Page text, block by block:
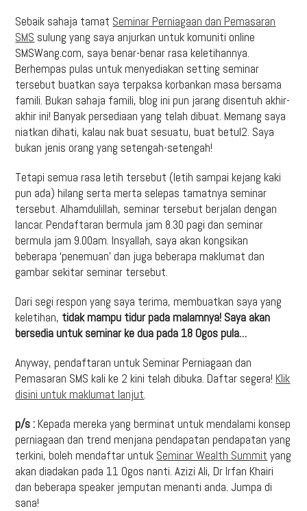
Sebaik sahaja tamat Seminar Perniagaan dan Pemasaran
SMS sulung yang saya anjurkan untuk komuniti online
SMSWang.com, saya benar-benar rasa keletihannya.
Berhempas pulas untuk menyediakan setting seminar
tersebut buatkan saya terpaksa korbankan masa bersama
famili. Bukan sahaja famili, blog ini pun jarang disentuh akhir-
akhir ini! Banyak persediaan yang telah dibuat. Memang saya
niatkan dihati, kalau nak buat sesuatu, buat betul2. Saya
bukan jenis orang yang setengah-setengah!
Tetapi semua rasa letih tersebut (letih sampai kejang kaki
pun ada) hilang serta merta selepas tamatnya seminar
tersebut. Alhamdulillah, seminar tersebut berjalan dengan
lancar. Pendaftaran bermula jam 8.30 pagi dan seminar
bermula jam 9.00am. Insyallah, saya akan kongsikan
beberapa ‘penemuan’ dan juga beberapa maklumat dan
gambar sekitar seminar tersebut.
Dari segi respon yang saya terima, membuatkan saya yang
keletihan, tidak mampu tidur pada malamnya! Saya akan
bersedia untuk seminar ke dua pada 18 Ogos pula…
Anyway, pendaftaran untuk Seminar Perniagaan dan
Pemasaran SMS kali ke 2 kini telah dibuka. Daftar segera! Klik
disini untuk maklumat lanjut.
p/s : Kepada mereka yang berminat untuk mendalami konsep
perniagaan dan trend menjana pendapatan pendapatan yang
terkini, boleh mendaftar untuk Seminar Wealth Summit yang
akan diadakan pada 11 Ogos nanti. Azizi Ali, Dr Irfan Khairi
dan beberapa speaker jemputan menanti anda. Jumpa di
sana!